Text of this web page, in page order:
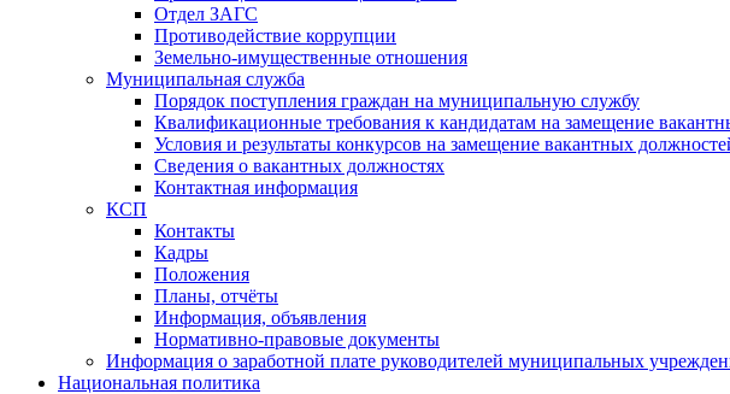
Отдел ЗАГС
Противодействие коррупции
Земельно-имущественные отношения
Муниципальная служба
Порядок поступления граждан на муниципальную службу
Квалификационные требования к кандидатам на замещение
Условия и результаты конкурсов на замещение вакантных
Сведения о вакантных должностях
Контактная информация
КСП
Контакты
Кадры
Положения
Планы, отчёты
Информация, объявления
Нормативно-правовые документы
Информация о заработной плате руководителей муниципальных
Национальная политика